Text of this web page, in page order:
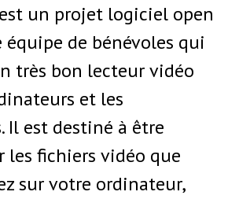
un projet logiciel open
équipe de bénévoles qui
très bon lecteur vidéo
et les
Il est destiné à être
les fichiers vidéo que
sur votre ordinateur,